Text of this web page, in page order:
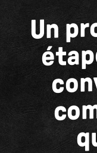
Un